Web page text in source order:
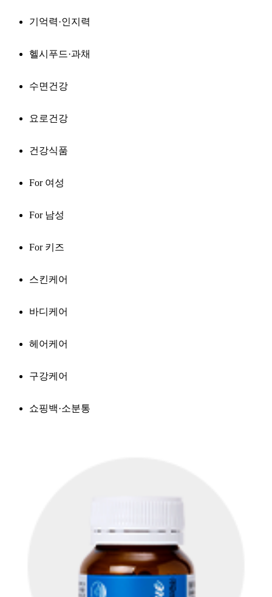
기억력·인지력
헬시푸드·과채
수면건강
요로건강
건강식품
For 여성
For 남성
For 키즈
스킨케어
바디케어
헤어케어
구강케어
쇼핑백·소분통